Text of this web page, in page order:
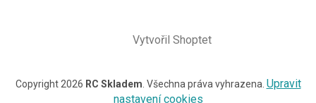
Vytvořil Shoptet
Copyright 2026 RC Skladem . Všechna práva vyhrazena. Upravit
nastavení cookies